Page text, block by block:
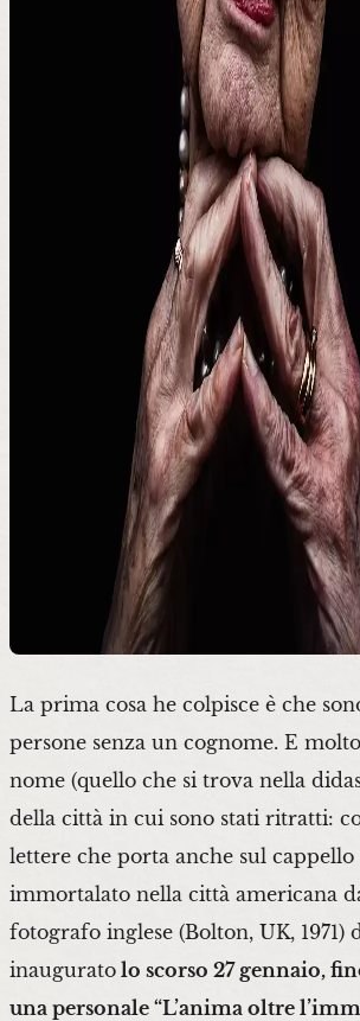
La prima cosa he colpisce è che
persone senza un cognome. E
nome (quello che si trova nella
della città in cui sono stati ritratti:
lettere che porta anche sul cappello
immortalato nella città americana
fotografo inglese (Bolton, UK, 1971)
inaugurato lo scorso 27 gennaio,
una personale “L’anima oltre